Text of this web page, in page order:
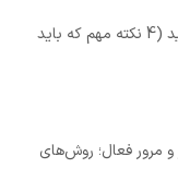
اشتباهاتی که هنگام خرید قهوه نباید انجام دهید (4 نکته مهم که باید
و مرور فعال؛ روش‌های